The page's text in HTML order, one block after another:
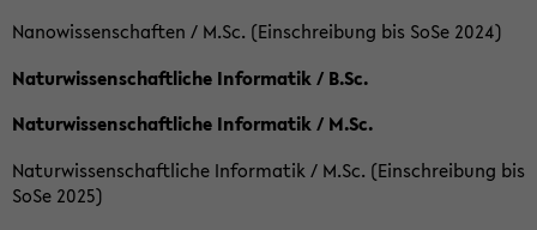
Nanowissenschaften / M.Sc. (Einschreibung bis SoSe 2024)
Naturwissenschaftliche Informatik / B.Sc.
Naturwissenschaftliche Informatik / M.Sc.
Naturwissenschaftliche Informatik / M.Sc. (Einschreibung bis
SoSe 2025)